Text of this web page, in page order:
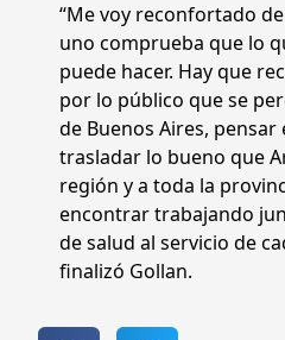
“Me voy reconfortado
uno comprueba que lo
puede hacer. Hay que
por lo público que se
de Buenos Aires,
trasladar lo bueno que
región y a toda la
encontrar trabajando
de salud al servicio de
finalizó Gollan.